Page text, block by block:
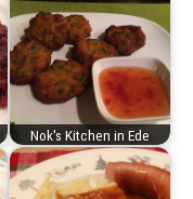
Nok's Kitchen in Ede